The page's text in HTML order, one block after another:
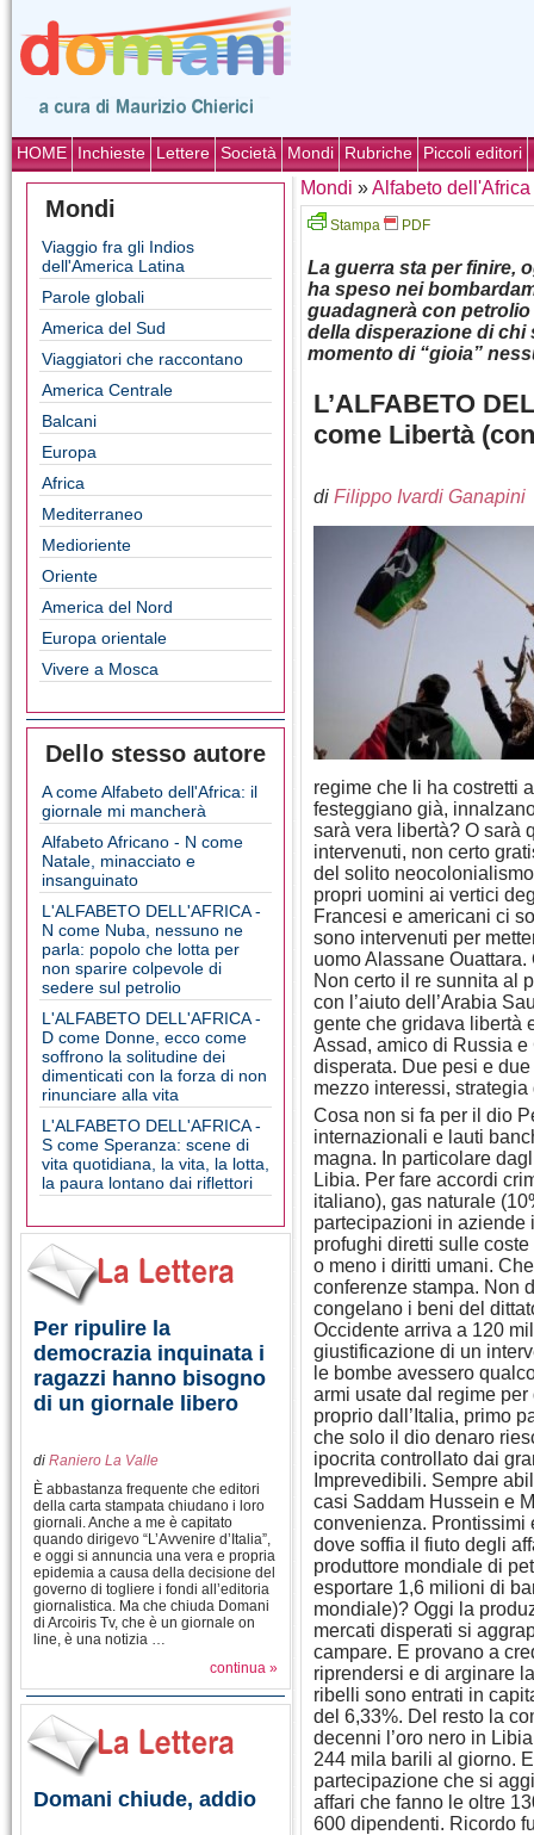
HOME Inchieste Lettere Società Mondi Rubriche Piccoli editori
Mondi
Viaggio fra gli Indios
dell'America Latina
Parole globali
America del Sud
Viaggiatori che raccontano
America Centrale
Balcani
Europa
Africa
Mediterraneo
Medioriente
Oriente
America del Nord
Europa orientale
Vivere a Mosca
Dello stesso autore
A come Alfabeto dell'Africa: il
giornale mi mancherà
Alfabeto Africano - N come
Natale, minacciato e
insanguinato
L'ALFABETO DELL'AFRICA -
N come Nuba, nessuno ne
parla: popolo che lotta per
non sparire colpevole di
sedere sul petrolio
L'ALFABETO DELL'AFRICA -
D come Donne, ecco come
soffrono la solitudine dei
dimenticati con la forza di non
rinunciare alla vita
L'ALFABETO DELL'AFRICA -
S come Speranza: scene di
vita quotidiana, la vita, la lotta,
la paura lontano dai riflettori
Per ripulire la
democrazia inquinata i
ragazzi hanno bisogno
di un giornale libero
di Raniero La Valle
È abbastanza frequente che editori
della carta stampata chiudano i loro
giornali. Anche a me è capitato
quando dirigevo “L’Avvenire d’Italia”,
e oggi si annuncia una vera e propria
epidemia a causa della decisione del
governo di togliere i fondi all’editoria
giornalistica. Ma che chiuda Domani
di Arcoiris Tv, che è un giornale on
line, è una notizia …
continua »
Domani chiude, addio
Mondi »Alfabeto dell'Africa
Stampa PDF
La guerra sta per finire,
ha speso nei
guadagnerà con
della disperazione di chi
momento di “gioia”
L’ALFABETO
come Libertà
di Filippo Ivardi Ganapini
regime che li ha costretti
festeggiano già,
sarà vera libertà? O sarà
intervenuti, non certo
del solito
propri uomini ai vertici
Francesi e americani ci
sono intervenuti per
uomo Alassane
Non certo il re sunnita al
con l’aiuto dell’Arabia
gente che gridava libertà
Assad, amico di Russia
disperata. Due pesi e
mezzo interessi,
Cosa non si fa per il dio
internazionali e lauti
magna. In particolare
Libia. Per fare accordi
italiano), gas naturale
partecipazioni in aziende
profughi diretti sulle
o meno i diritti umani.
conferenze stampa. Non
congelano i beni del
Occidente arriva a 120
giustificazione di un
le bombe avessero
armi usate dal regime
proprio dall’Italia, primo
che solo il dio denaro
ipocrita controllato dai
Imprevedibili. Sempre
casi Saddam Hussein e
convenienza. Prontissimi
dove soffia il fiuto degli
produttore mondiale di
esportare 1,6 milioni di
mondiale)? Oggi la
mercati disperati si
campare. E provano a
riprendersi e di arginare
ribelli sono entrati in
del 6,33%. Del resto la
decenni l’oro nero in
244 mila barili al giorno.
partecipazione che si
affari che fanno le oltre
600 dipendenti. Ricordo